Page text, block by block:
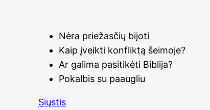
Nėra priežasčių bijoti
Kaip įveikti konfliktą šeimoje?
Ar galima pasitikėti Biblija?
Pokalbis su paaugliu
Siųstis